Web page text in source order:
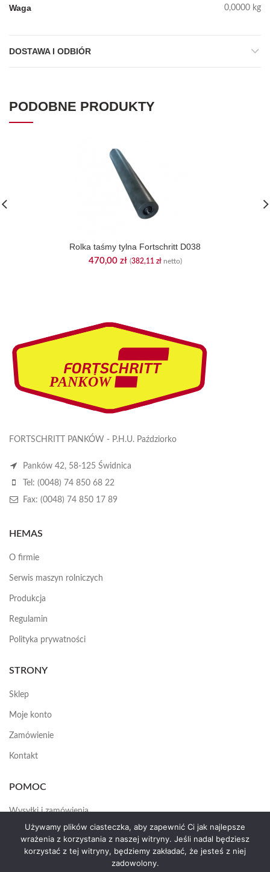
Waga 0,0000 kg
DOSTAWA I ODBIÓR
PODOBNE PRODUKTY
Rolka taśmy tylna Fortschritt D038
470,00 zł (382,11 złnetto)
FORTSCHRITT PANKÓW - P.H.U. Paździorko
Panków 42, 58-125 Świdnica
Tel: (0048) 74 850 68 22
Fax: (0048) 74 850 17 89
HEMAS
O firmie
Serwis maszyn rolniczych
Produkcja
Regulamin
Polityka prywatności
STRONY
Sklep
Moje konto
Zamówienie
Kontakt
POMOC
Wysyłki i zamówienia
Jak założyć konto
Używamy plików ciasteczka, aby zapewnić Ci jak najlepsze
wrażenia z korzystania z naszej witryny. Jeśli nadal będziesz
korzystać z tej witryny, będziemy zakładać, że jesteś z niej
zadowolony.